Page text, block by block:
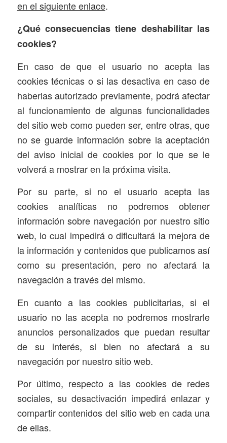
en el siguiente enlace.
¿Qué consecuencias tiene deshabilitar las
cookies?
En caso de que el usuario no acepta las
cookies técnicas o si las desactiva en caso de
haberlas autorizado previamente, podrá afectar
al funcionamiento de algunas funcionalidades
del sitio web como pueden ser, entre otras, que
no se guarde información sobre la aceptación
del aviso inicial de cookies por lo que se le
volverá a mostrar en la próxima visita.
Por su parte, si no el usuario acepta las
cookies analíticas no podremos obtener
información sobre navegación por nuestro sitio
web, lo cual impedirá o dificultará la mejora de
la información y contenidos que publicamos así
como su presentación, pero no afectará la
navegación a través del mismo.
En cuanto a las cookies publicitarias, si el
usuario no las acepta no podremos mostrarle
anuncios personalizados que puedan resultar
de su interés, si bien no afectará a su
navegación por nuestro sitio web.
Por último, respecto a las cookies de redes
sociales, su desactivación impedirá enlazar y
compartir contenidos del sitio web en cada una
de ellas.